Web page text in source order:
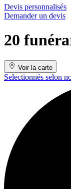
Devis personnalisés
Demander un devis
20
Voir la carte
Selectionnés selon